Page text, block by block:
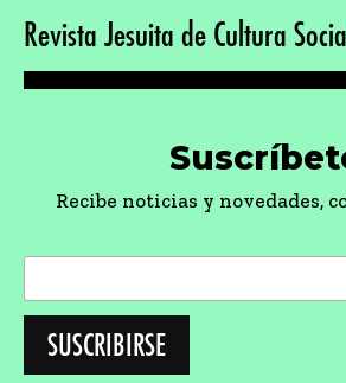
Revista Jesuita de Cultura Social
Recibe noticias y novedades,